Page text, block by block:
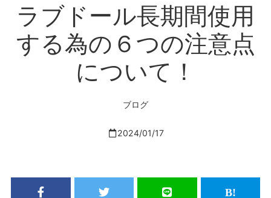
ラブドール長期間使用
する為の６つの注意点
について！
ブログ
2024/01/17